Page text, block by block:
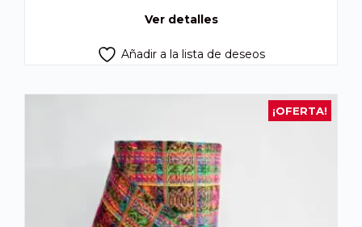
Ver detalles
Añadir a la lista de deseos
¡OFERTA!